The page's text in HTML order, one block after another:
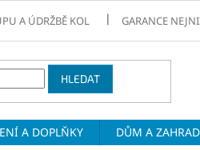
A ÚDRŽBĚ KOL GARANCE
HLEDAT
A DOPLŇKY DŮM A